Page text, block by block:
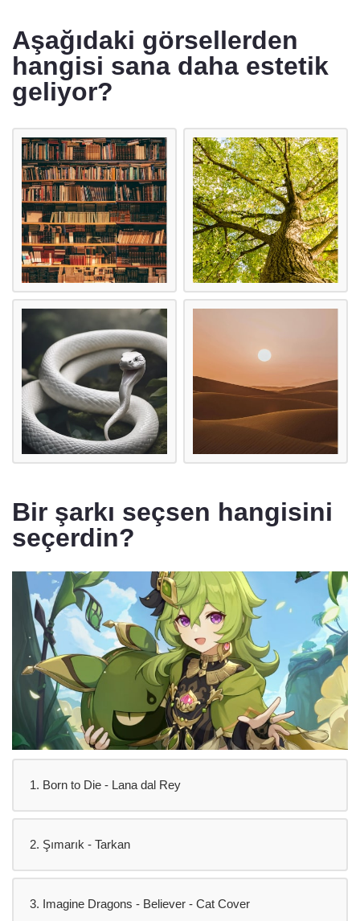
Aşağıdaki görsellerden
hangisi sana daha estetik
geliyor?
Bir şarkı seçsen hangisini
seçerdin?
1. Born to Die - Lana dal Rey
2. Şımarık - Tarkan
3. Imagine Dragons - Believer - Cat Cover